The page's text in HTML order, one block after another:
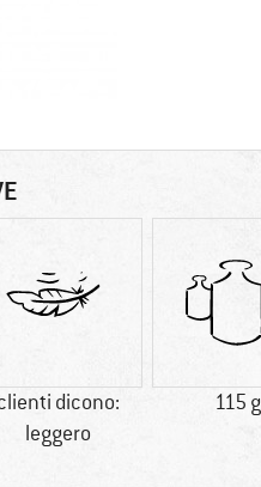
dicono:
leggero
115 g